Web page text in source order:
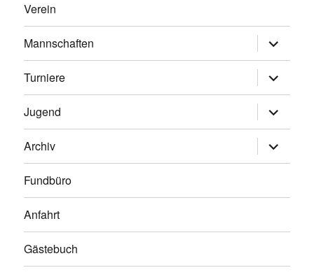
Verein
Mannschaften
anzeigen
Turniere
anzeigen
Jugend
anzeigen
Archiv
anzeigen
Fundbüro
Anfahrt
Gästebuch